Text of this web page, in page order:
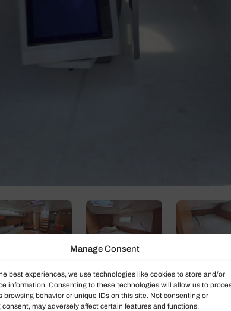
Manage Consent
best experiences, we use technologies like cookies to store and/or
information. Consenting to these technologies will allow us to
browsing behavior or unique IDs on this site. Not consenting or
may adversely affect certain features and functions.